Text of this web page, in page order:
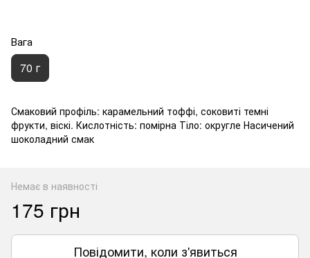
Вага
70 г
Смаковий профіль: карамельний тоффі, соковиті темні
фрукти, віскі. Кислотність: помірна Тіло: округле Насичений
шоколадний смак
Немає в наявності
175 грн
Повідомити, коли з'явиться